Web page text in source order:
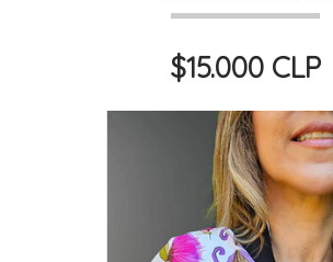
$15.000 CLP